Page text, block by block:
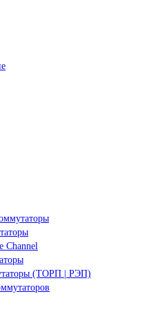
Channel
(ТОРП | РЭП)